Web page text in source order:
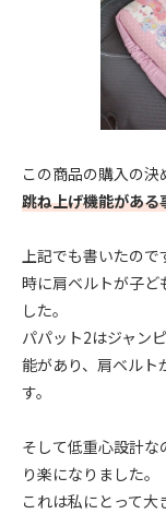
この商品の購入の決
跳ね上げ機能がある
上記でも書いたので
時に肩ベルトが子ど
した。
パパット2はジャン
能があり、肩ベルト
す。
そして低重心設計な
り楽になりました。
これは私にとって